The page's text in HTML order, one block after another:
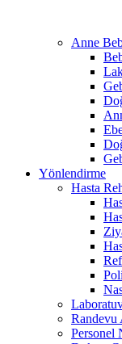
Anne
Yönlendirme
Hasta
Randevu
Personel